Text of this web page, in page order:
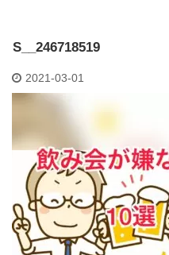
S__246718519
2021-03-01